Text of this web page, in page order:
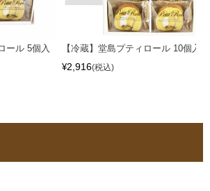
ール 5個入
【冷蔵】堂島プティロール 10個入
¥2,916 税込